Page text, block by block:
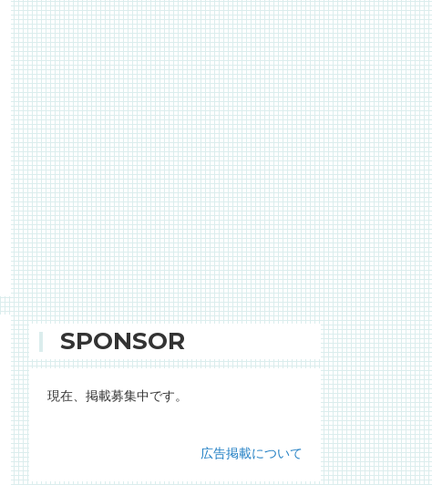
SPONSOR
現在、掲載募集中です。
広告掲載について